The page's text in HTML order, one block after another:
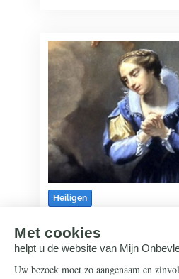
Heiligen
Hoe Catharina van
van de 'goddelijke